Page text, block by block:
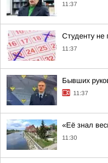
11:37
Студенту не
11:37
Бывших
11:37
«Её знал
11:30